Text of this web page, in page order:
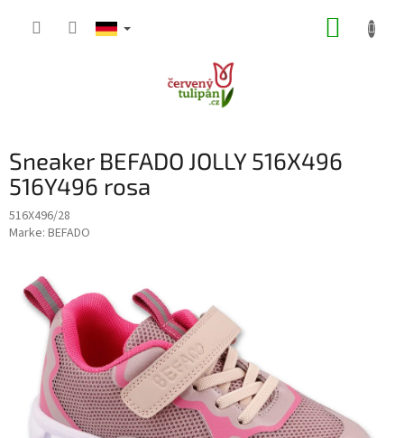
Sneaker BEFADO JOLLY 516X496
516Y496 rosa
516X496/28
Marke: BEFADO